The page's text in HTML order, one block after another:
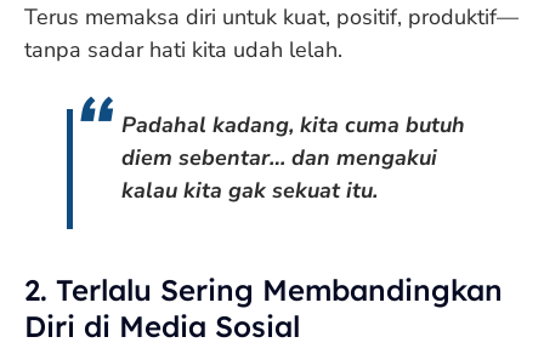
Terus memaksa diri untuk kuat, positif, produktif—
tanpa sadar hati kita udah lelah.
Padahal kadang, kita cuma butuh
diem sebentar… dan mengakui
kalau kita gak sekuat itu.
2. Terlalu Sering Membandingkan
Diri di Media Sosial